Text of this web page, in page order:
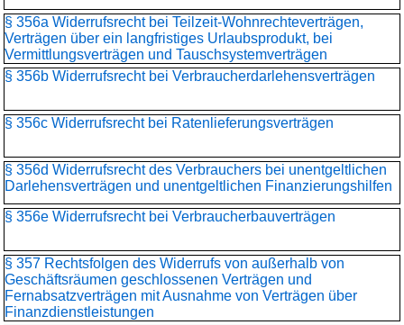
§ 356a Widerrufsrecht bei Teilzeit-Wohnrechteverträgen,
Verträgen über ein langfristiges Urlaubsprodukt, bei
Vermittlungsverträgen und Tauschsystemverträgen
§ 356b Widerrufsrecht bei Verbraucherdarlehensverträgen
§ 356c Widerrufsrecht bei Ratenlieferungsverträgen
§ 356d Widerrufsrecht des Verbrauchers bei unentgeltlichen
Darlehensverträgen und unentgeltlichen Finanzierungshilfen
§ 356e Widerrufsrecht bei Verbraucherbauverträgen
§ 357 Rechtsfolgen des Widerrufs von außerhalb von
Geschäftsräumen geschlossenen Verträgen und
Fernabsatzverträgen mit Ausnahme von Verträgen über
Finanzdienstleistungen